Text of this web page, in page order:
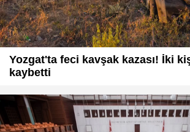
Yozgat'ta feci kavşak kazası! İki
kaybetti